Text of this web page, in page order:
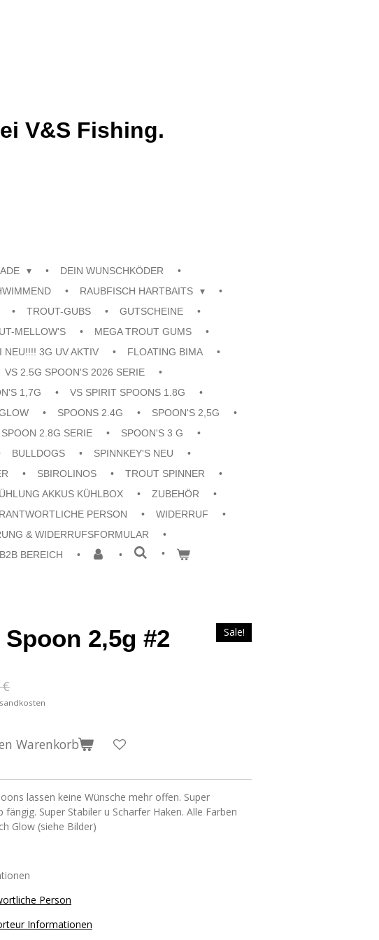
V&S Fishing.
DEIN WUNSCHKÖDER
RAUBFISCH HARTBAITS
TROUT-GUBS
GUTSCHEINE
MELLOW'S
MEGA TROUT GUMS
NEU!!!! 3G UV AKTIV
FLOATING BIMA
VS 2.5G SPOON'S 2026 SERIE
1,7G
VS SPIRIT SPOONS 1.8G
SPOONS 2.4G
SPOON'S 2,5G
SPOON 2.8G SERIE
SPOON'S 3 G
BULLDOGS
SPINNKEY'S NEU
SBIROLINOS
TROUT SPINNER
AKKUS KÜHLBOX
ZUBEHÖR
PERSON
WIDERRUF
& WIDERRUFSFORMULAR
B2B BEREICH
Spoon 2,5g #2 Sale!
Warenkorb
lassen keine Wünsche mehr offen. Super
Super Stabiler u Scharfer Haken. Alle Farben
Glow (siehe Bilder)
Person
Informationen